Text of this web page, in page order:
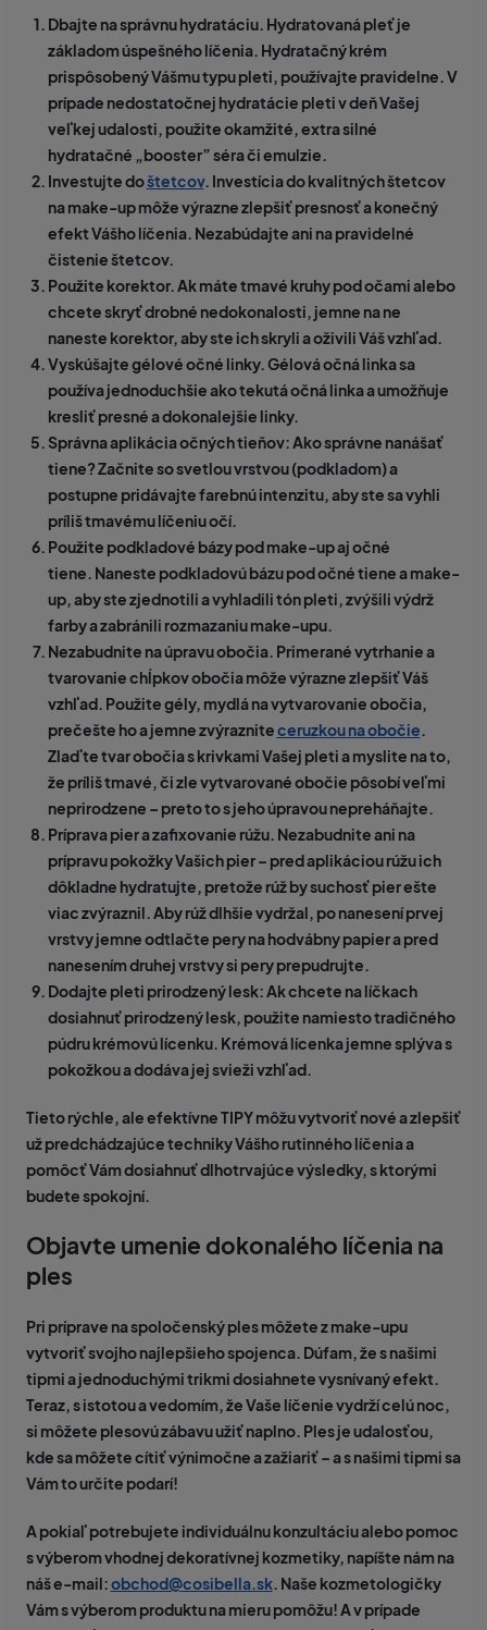
Dbajte na správnu hydratáciu. Hydratovaná pleť je
základom úspešného líčenia. Hydratačný krém
prispôsobený Vášmu typu pleti, používajte pravidelne. V
prípade nedostatočnej hydratácie pleti v deň Vašej
veľkej udalosti, použite okamžité, extra silné
hydratačné „booster” séra či emulzie.
Investujte doštetcov. Investícia do kvalitných štetcov
na make-up môže výrazne zlepšiť presnosť a konečný
efekt Vášho líčenia. Nezabúdajte ani na pravidelné
čistenie štetcov.
Použite korektor.Ak máte tmavé kruhy pod očami alebo
chcete skryť drobné nedokonalosti, jemne na ne
naneste korektor, aby ste ich skryli a oživili Váš vzhľad.
Vyskúšajte gélové očné linky.Gélová očná linka sa
používa jednoduchšie ako tekutá očná linka a umožňuje
kresliť presné a dokonalejšie linky.
Správna aplikácia očných tieňov:Ako správne nanášať
tiene? Začnite so svetlou vrstvou (podkladom) a
postupne pridávajte farebnú intenzitu, aby ste sa vyhli
príliš tmavému líčeniu očí.
Použite podkladové bázy pod make-up aj očné
tiene. Naneste podkladovú bázu pod očné tiene a make-
up, aby ste zjednotili a vyhladili tón pleti, zvýšili výdrž
farby a zabránili rozmazaniu make-upu.
Nezabudnite na úpravu obočia. Primerané vytrhanie a
tvarovanie chĺpkov obočia môže výrazne zlepšiť Váš
vzhľad. Použite gély, mydlá na vytvarovanie obočia,
prečešte ho a jemne zvýrazniteceruzkou na obočie.
Zlaďte tvar obočia s krivkami Vašej pleti a myslite na to,
že príliš tmavé, či zle vytvarované obočie pôsobí veľmi
neprirodzene – preto to s jeho úpravou nepreháňajte.
Príprava pier a zafixovanie rúžu. Nezabudnite ani na
prípravu pokožky Vašich pier – pred aplikáciou rúžu ich
dôkladne hydratujte, pretože rúž by suchosť pier ešte
viac zvýraznil. Aby rúž dlhšie vydržal, po nanesení prvej
vrstvy jemne odtlačte pery na hodvábny papier a pred
nanesením druhej vrstvy si pery prepudrujte.
Dodajte pleti prirodzený lesk:Ak chcete na líčkach
dosiahnuť prirodzený lesk, použite namiesto tradičného
púdru krémovú lícenku. Krémová lícenka jemne splýva s
pokožkou a dodáva jej svieži vzhľad.
Tieto rýchle, ale efektívne TIPY môžu vytvoriť nové a zlepšiť
už predchádzajúce techniky Vášho rutinného líčenia a
pomôcť Vám dosiahnuť dlhotrvajúce výsledky, s ktorými
budete spokojní.
Objavte umenie dokonalého líčenia na
ples
Pri príprave na spoločenský ples môžete z make-upu
vytvoriť svojho najlepšieho spojenca. Dúfam, že s našimi
tipmi a jednoduchými trikmi dosiahnete vysnívaný efekt.
Teraz, s istotou a vedomím, že Vaše líčenie vydrží celú noc,
si môžete plesovú zábavu užiť naplno. Ples je udalosťou,
kde sa môžete cítiť výnimočne a zažiariť – a s našimi tipmi sa
Vám to určite podarí!
A pokiaľ potrebujete individuálnu konzultáciu alebo pomoc
s výberom vhodnej dekoratívnej kozmetiky, napíšte nám na
náš e-mail:obchod@cosibella.sk. Naše kozmetologičky
Vám s výberom produktu na mieru pomôžu! A v prípade